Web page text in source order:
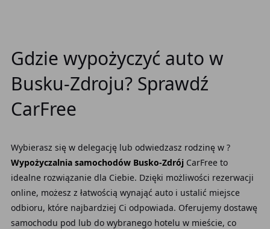
Gdzie wypożyczyć auto w
Busku-Zdroju? Sprawdź
CarFree
Wybierasz się w delegację lub odwiedzasz rodzinę w ?
Wypożyczalnia samochodów Busko-ZdrójCarFree to
idealne rozwiązanie dla Ciebie. Dzięki możliwości rezerwacji
online, możesz z łatwością wynająć auto i ustalić miejsce
odbioru, które najbardziej Ci odpowiada. Oferujemy dostawę
samochodu pod lub do wybranego hotelu w mieście, co